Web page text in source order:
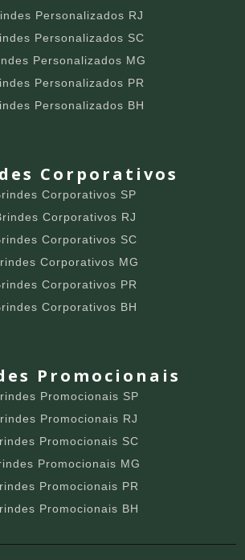
Personalizados RJ
Personalizados SC
Personalizados MG
Personalizados PR
Personalizados BH
Corporativos
Corporativos SP
Corporativos RJ
Corporativos SC
Corporativos MG
Corporativos PR
Corporativos BH
Promocionais
Promocionais SP
Promocionais RJ
Promocionais SC
Promocionais MG
Promocionais PR
Promocionais BH